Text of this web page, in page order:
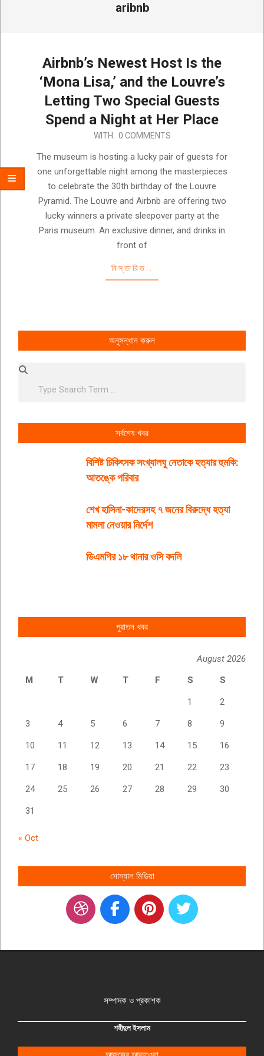
aribnb
Airbnb’s Newest Host Is the
‘Mona Lisa,’ and the Louvre’s
Letting Two Special Guests
Spend a Night at Her Place
WITH: 0 COMMENTS
The museum is hosting a lucky pair of guests for
one unforgettable night among the masterpieces
to celebrate the 30th birthday of the Louvre
Pyramid. The Louvre and Airbnb are offering two
lucky winners a private sleepover party at the
Paris museum. An exclusive dinner, and drinks in
front of
বিস্তারিত..
অনুসন্ধান করুন
Search
সর্বশেষ খবর
বিশিষ্ট চিকিৎসক সংখ্যালঘু নেতাকে হত্যার হুমকি:
আতঙ্কে পরিবার
শেখ হাসিনা-কাদেরসহ ৭ জনের বিরুদ্ধে হত্যা
মামলা নেওয়ার নির্দেশ
ডিএমপির ১৮ থানার ওসি বদলি
পুরাতন খবর
August 2026
M
T W T F S S
1 2
3 4 5 6 7 8 9
10 11 12 13 14 15 16
17 18 19 20 21 22 23
24 25 26 27 28 29 30
31
« Oct
সোস্যাল মিডিয়া
সম্পাদক ও প্রকাশক
শহীদুল ইসলাম